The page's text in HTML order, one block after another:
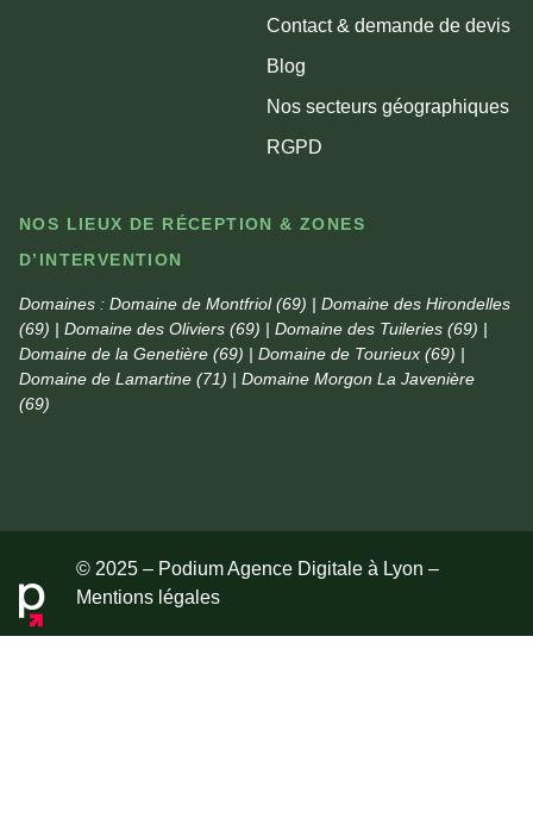
Contact & demande de devis
Blog
Nos secteurs géographiques
RGPD
NOS LIEUX DE RÉCEPTION & ZONES
D’INTERVENTION
Domaines : Domaine de Montfriol (69) | Domaine des Hirondelles
(69) | Domaine des Oliviers (69) | Domaine des Tuileries (69) |
Domaine de la Genetière (69) | Domaine de Tourieux (69) |
Domaine de Lamartine (71) | Domaine Morgon La Javenière
(69)
© 2025 – Podium Agence Digitale à Lyon –
Mentions légales